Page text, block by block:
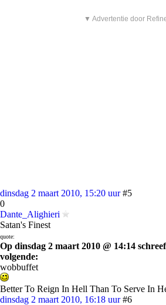
▼ Advertentie door
dinsdag 2 maart 2010, 15:20 uur #5
0
Dante_Alighieri
Satan's Finest
quote:
Op dinsdag 2 maart 2010 @ 14:14
volgende:
wobbuffet
Better To Reign In Hell Than To Serve In
dinsdag 2 maart 2010, 16:18 uur #6